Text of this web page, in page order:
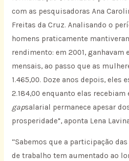
com as pesquisadoras Ana
Freitas da Cruz. Analisando o
homens praticamente
rendimento: em 2001, ganhavam
mensais, ao passo que as
1.465,00. Doze anos depois, eles
2.184,00 enquanto elas recebiam
gapsalarial permanece apesar
prosperidade”, aponta Lena
“Sabemos que a participação
de trabalho tem aumentado ao